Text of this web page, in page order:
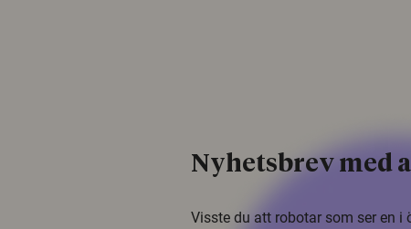
Nyhetsbrev med
Visste du att robotar som ser en